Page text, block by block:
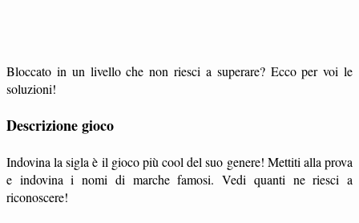
Bloccato in un livello che non riesci a superare? Ecco per voi le
soluzioni!
Descrizione gioco
Indovina la sigla è il gioco più cool del suo genere! Mettiti alla prova
e indovina i nomi di marche famosi. Vedi quanti ne riesci a
riconoscere!